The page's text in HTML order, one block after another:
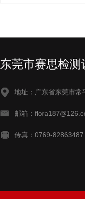
东莞市赛思检测
地址：广东省东莞市常
邮箱：
传真：0769-82863487